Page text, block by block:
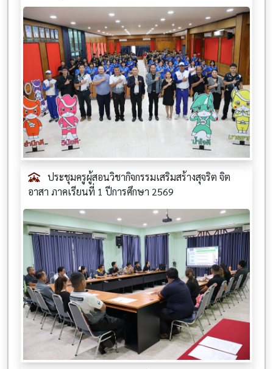
ประชุมครูผู้สอนวิชากิจกรรมเสริมสร้างสุจริต จิต
อาสา ภาคเรียนที่ 1 ปีการศึกษา 2569